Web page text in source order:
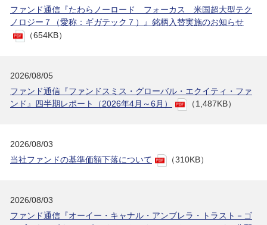
ファンド通信『たわらノーロード フォーカス 米国超大型テク
ノロジー７（愛称：ギガテック７）』銘柄入替実施のお知らせ
（654KB）
2026/08/05
ファンド通信『ファンドスミス・グローバル・エクイティ・ファ
ンド』四半期レポート（2026年4月～6月）
（1,487KB）
2026/08/03
当社ファンドの基準価額下落について
（310KB）
2026/08/03
ファンド通信『オーイー・キャナル・アンブレラ・トラスト－ゴ